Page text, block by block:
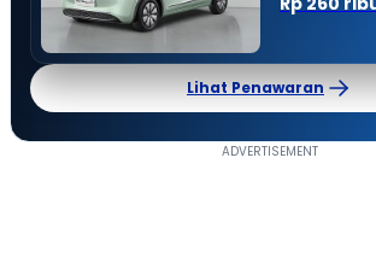
Lihat Penawaran